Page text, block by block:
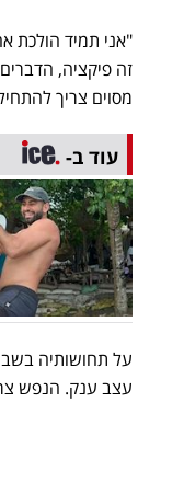
"אני תמיד הולכת
זה פיקציה,
מסוים צריך
עוד ב-
על תחושותיה
עצב ענק. הנפש